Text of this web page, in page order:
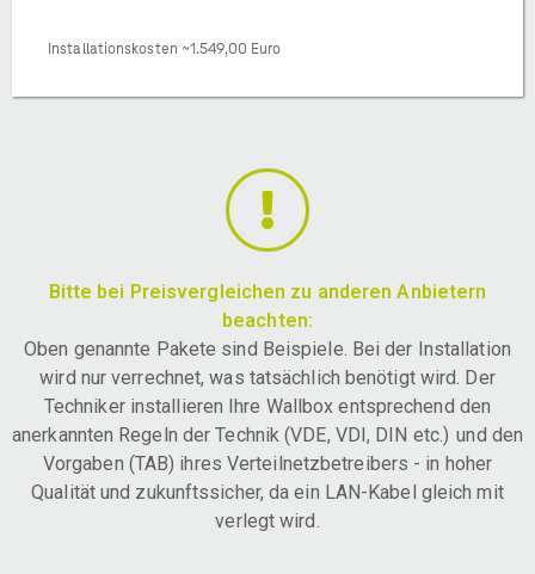
Installationskosten ~1.549,00 Euro
Bitte bei Preisvergleichen zu anderen Anbietern
beachten:
Oben genannte Pakete sind Beispiele. Bei der Installation
wird nur verrechnet, was tatsächlich benötigt wird. Der
Techniker installieren Ihre Wallbox entsprechend den
anerkannten Regeln der Technik (VDE, VDI, DIN etc.) und den
Vorgaben (TAB) ihres Verteilnetzbetreibers - in hoher
Qualität und zukunftssicher, da ein LAN-Kabel gleich mit
verlegt wird.